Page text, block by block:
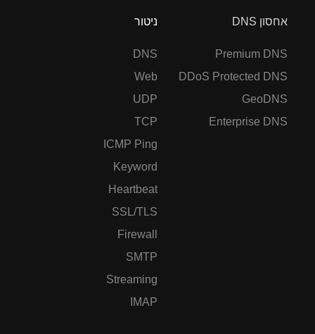
אחסון DNS
Premium DNS
DDoS Protected DNS
GeoDNS
Enterprise DNS
ניטור
DNS
Web
UDP
TCP
ICMP Ping
Keyword
Heartbeat
SSL/TLS
Firewall
SMTP
Streaming
IMAP